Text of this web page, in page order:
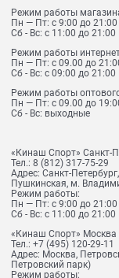
Режим работы
Пн — Пт: с 9:00 до 21:00
Сб - Вс: с 11:00 до 21:00
Режим работы
Пн — Пт: с 09.00 до
Сб - Вс: с 09:00 до 21:00
Режим работы
Пн — Пт: с 09.00 до
Сб - Вс: выходные
«Кинаш Спорт» Санкт-
Тел.: 8 (812) 317-75-29
Адрес: Санкт-
Пушкинская, м.
Режим работы:
Пн — Пт: с 9:00 до 21:00
Сб - Вс: с 11:00 до 21:00
«Кинаш Спорт»
Тел.: +7 (495) 120-29-11
Адрес: Москва,
Петровский парк)
Режим работы: